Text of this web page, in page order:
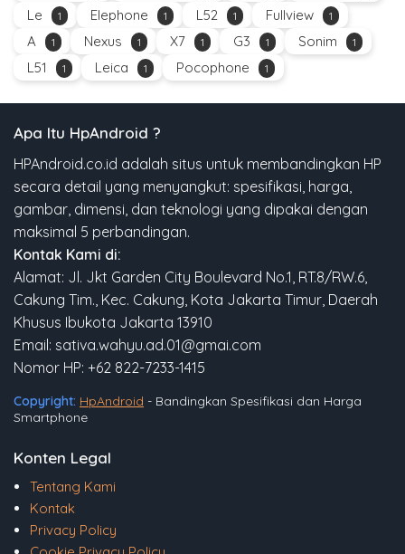
Le 1 Elephone 1 L52 1 Fullview 1
A 1 Nexus 1 X7 1 G3 1 Sonim 1
L51 1 Leica 1 Pocophone 1
Apa Itu HpAndroid ?
HPAndroid.co.id adalah situs untuk membandingkan HP
secara detail yang menyangkut: spesifikasi, harga,
gambar, dimensi, dan teknologi yang dipakai dengan
maksimal 5 perbandingan.
Kontak Kami di:
Alamat: Jl. Jkt Garden City Boulevard No.1, RT.8/RW.6,
Cakung Tim., Kec. Cakung, Kota Jakarta Timur, Daerah
Khusus Ibukota Jakarta 13910
Email: sativa.wahyu.ad.01@gmai.com
Nomor HP: +62 822-7233-1415
Copyright: HpAndroid - Bandingkan Spesifikasi dan Harga
Smartphone
Konten Legal
Tentang Kami
Kontak
Privacy Policy